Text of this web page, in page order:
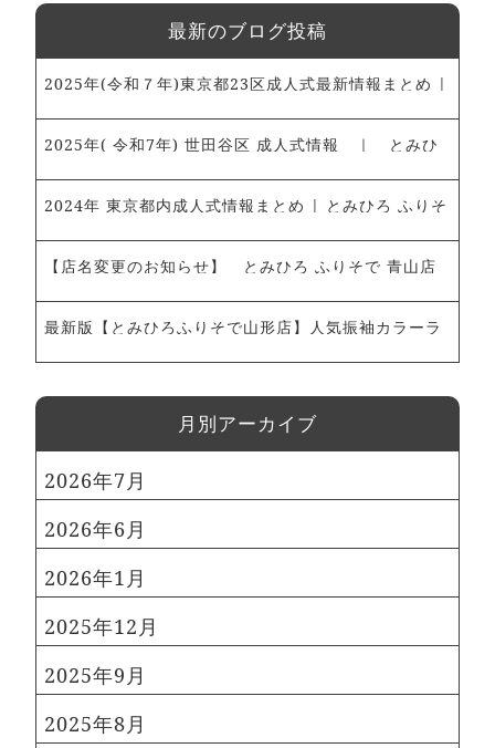
最新のブログ投稿
2025年(令和７年)東京都23区成人式最新情報まとめ |
タル、ママ振袖のご予約承ります～
2025年( 令和7年) 世田谷区 成人式情報 ｜ とみひ
ル・ママ振袖ご予約受付中～
2024年 東京都内成人式情報まとめ | とみひろ ふりそ
～【店名変更のお知らせ】 とみひろ ふりそで 青山店
最新版【とみひろふりそで山形店】人気振袖カラーラ
⽉別アーカイブ
2026年7月
2026年6月
2026年1月
2025年12月
2025年9月
2025年8月